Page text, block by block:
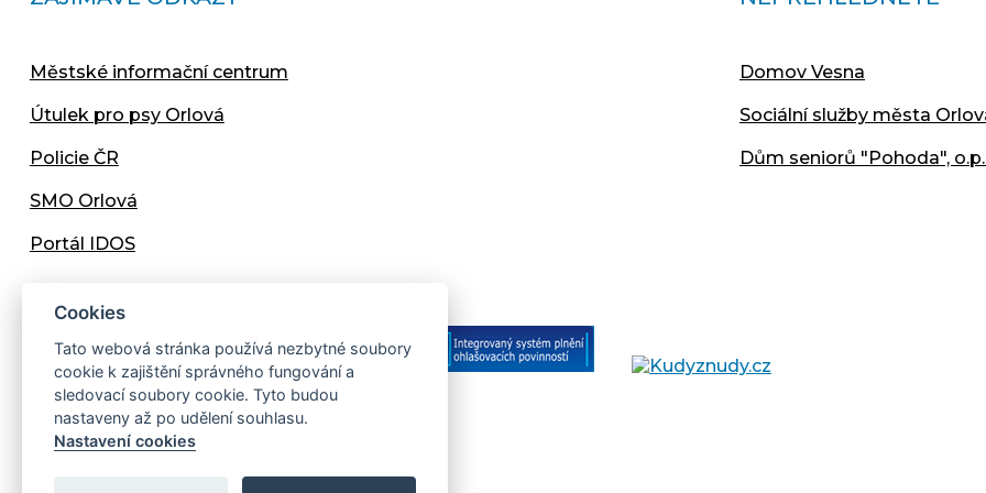
Městské informační centrum
Útulek pro psy Orlová
Policie ČR
SMO Orlová
Portál IDOS
Domov Vesna
Sociální služby města
Dům seniorů "Pohoda",
Copyright © 2013 - 2026 Městský úřad Orlová
Cookies
Tato webová stránka používá nezbytné soubory
cookie k zajištění správného fungování a
sledovací soubory cookie. Tyto budou
nastaveny až po udělení souhlasu.
Nastavení cookies